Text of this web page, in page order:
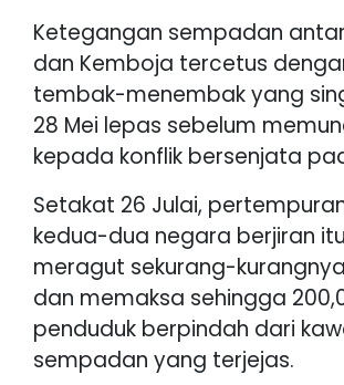
Ketegangan sempadan
dan Kemboja tercetus
tembak-menembak yang
28 Mei lepas sebelum
kepada konflik bersenjata
Setakat 26 Julai,
kedua-dua negara berjiran
meragut sekurang-
dan memaksa sehingga
penduduk berpindah dari
sempadan yang terjejas.